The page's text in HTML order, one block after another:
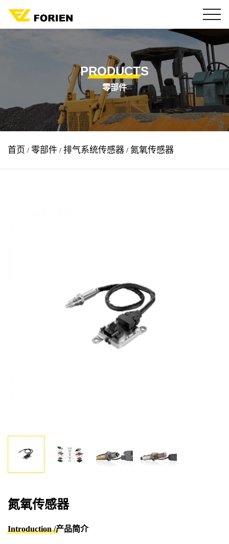
PRODUCTS
零部件
首页 / 零部件 / 排气系统传感器 / 氮氧传感器
氮氧传感器
Introduction /产品简介